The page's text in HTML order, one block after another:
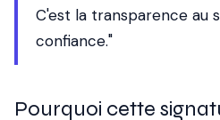
C'est la transparence au
confiance."
Pourquoi cette